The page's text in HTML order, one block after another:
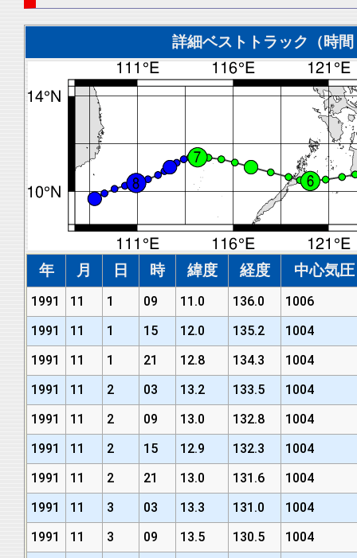
詳細ベストトラック（時
年 月 日 時 緯度 経度 中心気
1991 11 1 09 11.0 136.0
1006
1991
11 1 15 12.0 135.2
1004
1991
11 1 21 12.8 134.3
1004
1991
11 2 03 13.2 133.5
1004
1991
11 2 09 13.0 132.8
1004
1991
11 2 15 12.9 132.3
1004
1991
11 2 21 13.0 131.6
1004
1991
11 3 03 13.3 131.0
1004
1991
11 3 09 13.5 130.5
1004